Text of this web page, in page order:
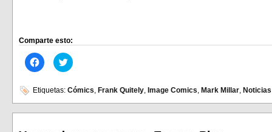
Comparte esto:
Haz
clic
en
Facebook
(Se
abre
Haz
clic
en
(Se
abre
Etiquetas: Cómics, Frank Quitely, Image Comics, Mark Millar, Noticias